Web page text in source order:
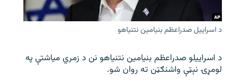
دري پاڼه
Azadi English
د اسراییل صدراعظم بنیامین نتنیاهو
د اسراییلو صدراعظم بنیامین نتنیاهو نن د زمري میاشتې په
لومړۍ نېټې واشنګټن ته روان شو.